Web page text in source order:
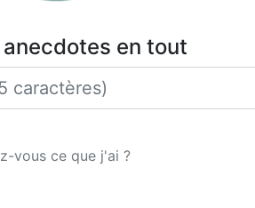
en tout
vous ce que j'ai ?